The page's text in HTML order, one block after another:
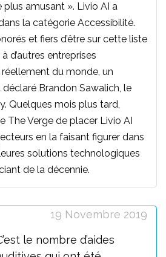
amusant ». Livio AI a
la catégorie Accessibilité.
et fiers d’être sur cette liste
d’autres entreprises
du monde, un
Brandon Sawalich, le
Quelques mois plus tard,
The Verge de placer Livio AI
en la faisant figurer dans
solutions technologiques
de la décennie.
19 Novembre 2019
le nombre d’aides